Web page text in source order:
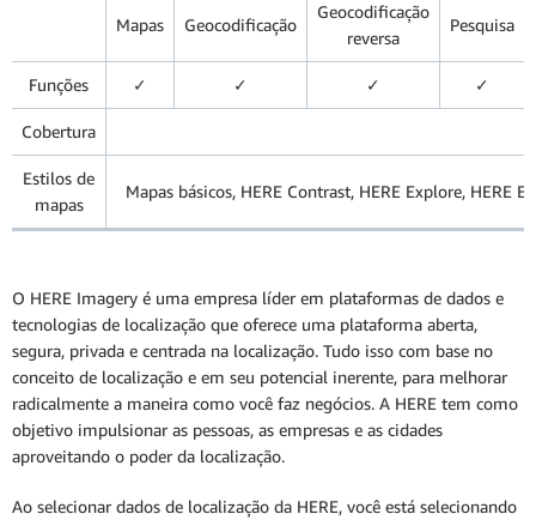
Mapas Geocodificação
Geocodificação
reversa
Pesquisa
Funções ✓ ✓ ✓ ✓
Cobertura
Estilos de
mapas
Mapas básicos, HERE Contrast, HERE Explore, HERE
O HERE Imagery é uma empresa líder em plataformas de dados e
tecnologias de localização que oferece uma plataforma aberta,
segura, privada e centrada na localização. Tudo isso com base no
conceito de localização e em seu potencial inerente, para melhorar
radicalmente a maneira como você faz negócios. A HERE tem como
objetivo impulsionar as pessoas, as empresas e as cidades
aproveitando o poder da localização.
Ao selecionar dados de localização da HERE, você está selecionando